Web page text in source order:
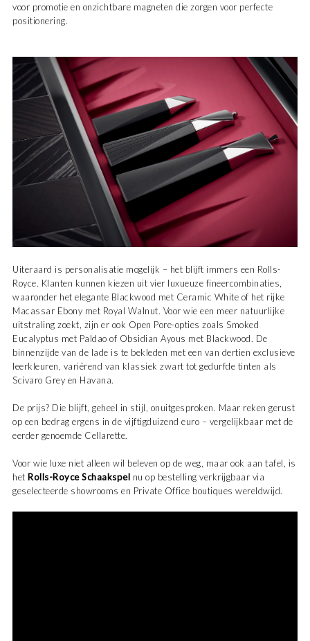
voor promotie en onzichtbare magneten die zorgen voor perfecte
positionering.
Uiteraard is personalisatie mogelijk – het blijft immers een Rolls-
Royce. Klanten kunnen kiezen uit vier luxueuze fineercombinaties,
waaronder het elegante Blackwood met Ceramic White of het rijke
Macassar Ebony met Royal Walnut. Voor wie een meer natuurlijke
uitstraling zoekt, zijn er ook Open Pore-opties zoals Smoked
Eucalyptus met Paldao of Obsidian Ayous met Blackwood. De
binnenzijde van de lade is te bekleden met een van dertien exclusieve
leerkleuren, variërend van klassiek zwart tot gedurfde tinten als
Scivaro Grey en Havana.
De prijs? Die blijft, geheel in stijl, onuitgesproken. Maar reken gerust
op een bedrag ergens in de vijftigduizend euro – vergelijkbaar met de
eerder genoemde Cellarette.
Voor wie luxe niet alleen wil beleven op de weg, maar ook aan tafel, is
het Rolls-Royce Schaakspel nu op bestelling verkrijgbaar via
geselecteerde showrooms en Private Office boutiques wereldwijd.